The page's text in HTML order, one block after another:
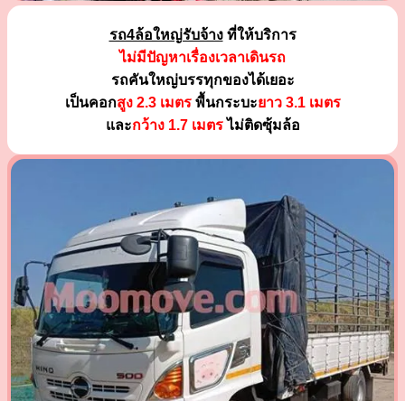
รถ4ล้อใหญ่รับจ้างที่ให้บริการ
ไม่มีปัญหาเรื่องเวลาเดินรถ
รถคันใหญ่บรรทุกของได้เยอะ
เป็นคอกสูง 2.3 เมตรพื้นกระบะยาว 3.1 เมตร
และกว้าง 1.7 เมตรไม่ติดซุ้มล้อ